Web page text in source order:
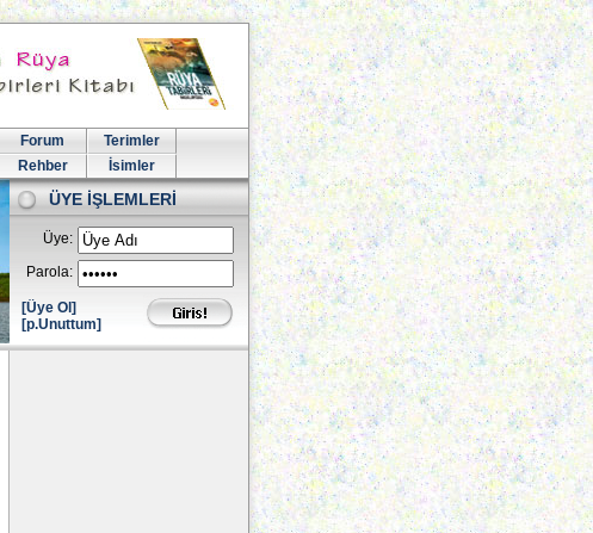
Forum
Terimler
Rehber İsimler
ÜYE İŞLEMLERİ
Üye:
Parola:
[Üye Ol]
[p.Unuttum]